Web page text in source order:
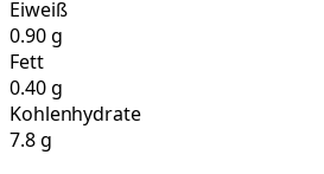
Eiweiß
0.90 g
Fett
0.40 g
Kohlenhydrate
7.8 g